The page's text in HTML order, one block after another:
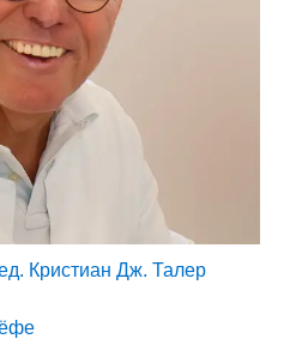
Кристиан Дж. Талер